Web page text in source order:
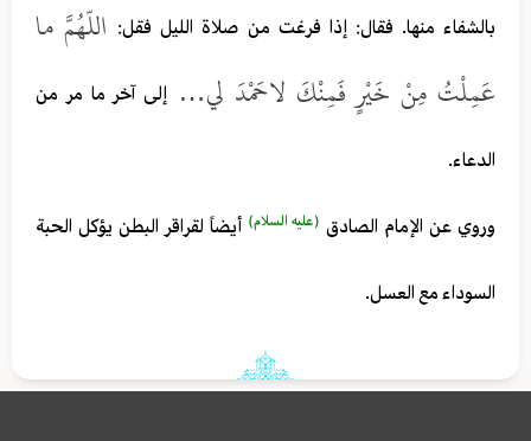
بالشفاء منها. فقال: إذا فرغت من صلاة الليل فقل: اللّهُمَّ ما
عَمِلْتُ مِنْ خَيْرٍ فَمِنْكَ لاحَمْدَ لي…
إلى آخر ما مر من
الدعاء.
وروي عن الإمام الصادق (عليه السلام) أيضاً لقراقر البطن يؤكل الحبة
السوداء مع العسل.